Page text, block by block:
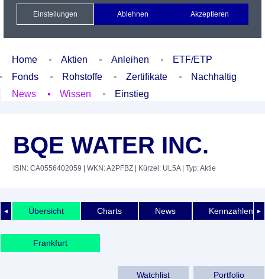
Xetra Realtime
Watchlist Portfolio Login
Home Aktien Anleihen
ETF/ETP
Fonds
Rohstoffe Zertifikate
Nachhaltig
News
Wissen Einstieg
BQE WATER INC.
ISIN: CA0556402059 | WKN: A2PFBZ | Kürzel: UL5A| Typ: Aktie
◄ ►
Übersicht Charts News Kennzahlen
Frankfurt
Watchlist Portfolio
Einstellungen Ablehnen Akzeptieren